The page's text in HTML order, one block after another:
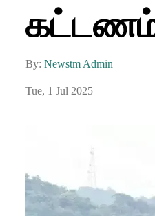
கட்டணம்
By: Newstm Admin
Tue, 1 Jul 2025